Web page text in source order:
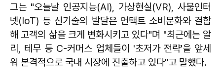
그는 "오늘날 인공지능(AI), 가상현실(VR), 사물인터
넷(IoT) 등 신기술의 발달은 언택트 소비문화와 결합
해 고객의 삶을 크게 변화시키고 있다"며 "최근에는 알
리, 테무 등 C-커머스 업체들이 '초저가 전략'을 앞세
워 본격적으로 국내 시장에 진출하고 있다"고 말했다.